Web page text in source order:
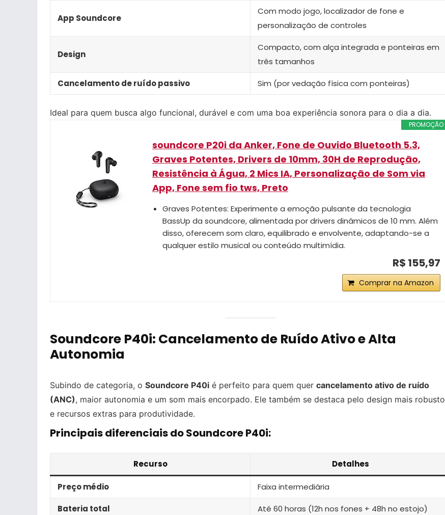
App Soundcore
Com modo jogo, localizador de fone e
personalização de controles
Design
Compacto, com alça integrada e ponteiras em
três tamanhos
Cancelamento de ruído passivo Sim (por vedação física com ponteiras)
Ideal para quem busca algo funcional, durável e com uma boa experiência sonora para o dia a dia.
PROMOÇÃO
soundcore P20i da Anker, Fone de Ouvido Bluetooth 5.3,
Graves Potentes, Drivers de 10mm, 30H de Reprodução,
Resistência à Água, 2 Mics IA, Personalização de Som via
App, Fone sem fio tws, Preto
Graves Potentes: Experimente a emoção pulsante da tecnologia
BassUp da soundcore, alimentada por drivers dinâmicos de 10 mm. Além
disso, oferecem som claro, equilibrado e envolvente, adaptando-se a
qualquer estilo musical ou conteúdo multimídia.
R$ 155,97
Comprar na Amazon
Soundcore P40i: Cancelamento de Ruído Ativo e Alta
Autonomia
Subindo de categoria, o Soundcore P40i é perfeito para quem quer cancelamento ativo de ruído
(ANC), maior autonomia e um som mais encorpado. Ele também se destaca pelo design mais robusto
e recursos extras para produtividade.
Principais diferenciais do Soundcore P40i:
Recurso Detalhes
Preço médio Faixa intermediária
Bateria total Até 60 horas (12h nos fones + 48h no estojo)